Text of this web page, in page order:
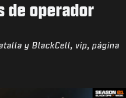
de operador
y BlackCell, vip, página